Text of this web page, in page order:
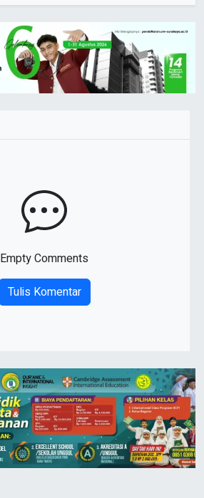
Empty Comments
Tulis Komentar